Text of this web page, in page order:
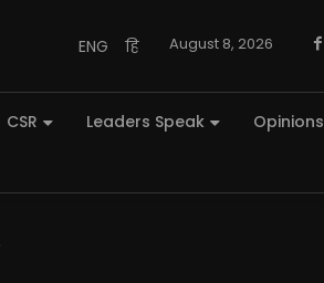
ENG हि August 8, 2026
CSR Leaders Speak Opinions